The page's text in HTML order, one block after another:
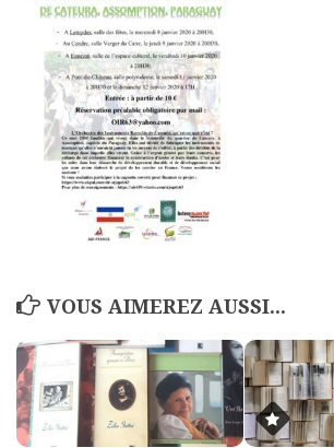
Polifonia
Concours
Programmes
Rapports
Agrégation et Capes
CPGE
Minutes de Fred
Vous abonner / commander un numéro
Vous abonner
VOUS AIMEREZ AUSSI...